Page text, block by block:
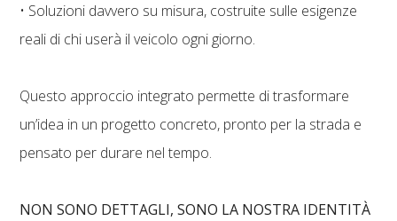
• Soluzioni davvero su misura, costruite sulle esigenze
reali di chi userà il veicolo ogni giorno.
Questo approccio integrato permette di trasformare
un’idea in un progetto concreto, pronto per la strada e
pensato per durare nel tempo.
NON SONO DETTAGLI, SONO LA NOSTRA IDENTITÀ